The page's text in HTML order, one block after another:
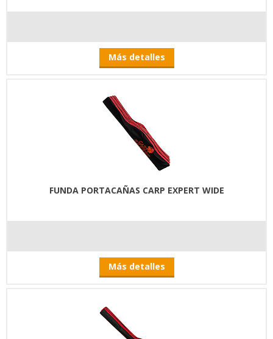
Más detalles
FUNDA PORTACAÑAS CARP EXPERT WIDE
Más detalles